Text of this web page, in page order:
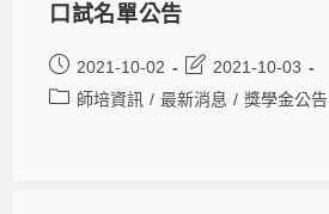
口試名單公告
2021-10-02
2021-10-03
師培資訊 / 最新消息 / 獎學金公告